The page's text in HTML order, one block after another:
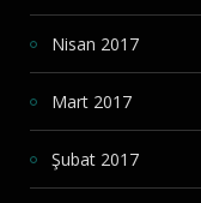
Nisan 2017
Mart 2017
Şubat 2017